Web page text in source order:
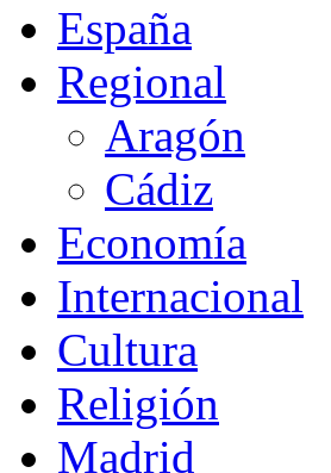
España
Regional
Aragón
Cádiz
Economía
Internacional
Cultura
Religión
Madrid